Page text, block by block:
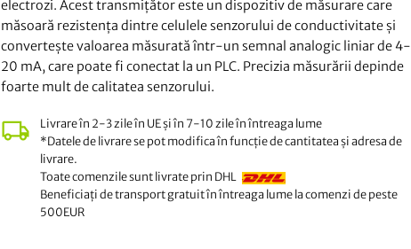
electrozi. Acest transmițător este un dispozitiv de măsurare care
măsoară rezistența dintre celulele senzorului de conductivitate și
convertește valoarea măsurată într-un semnal analogic liniar de 4-
20 mA, care poate fi conectat la un PLC. Precizia măsurării depinde
foarte mult de calitatea senzorului.
Livrare în 2-3 zile în UE și în 7-10 zile în întreaga lume
*Datele de livrare se pot modifica în funcție de cantitatea și adresa de
livrare.
Toate comenzile sunt livrate prin DHL
Beneficiați de transport gratuit în întreaga lume la comenzi de peste
500EUR